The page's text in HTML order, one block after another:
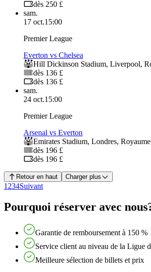
dès 250 £
sam.
17 oct.15:00
Premier League
Everton vs Chelsea
Hill Dickinson Stadium, Liverpool,
dès 136 £
dès 136 £
sam.
24 oct.15:00
Premier League
Arsenal vs Everton
Emirates Stadium, Londres,
dès 196 £
dès 196 £
Retour en haut Charger plus
1 234Suivant
Pourquoi réserver avec
Garantie de remboursement à 150 %
Service client au niveau de la Ligue
Meilleure sélection de billets et prix